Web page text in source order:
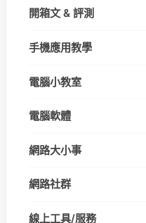
開箱文 & 評測
手機應用教學
電腦小教室
電腦軟體
網路大小事
網路社群
線上工具/服務